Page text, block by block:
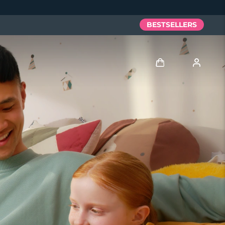
BESTSELLERS
Benutzerkonto
Meine Geräte
Meine Bestellungen
Meine Adressen
Meine Abonnements